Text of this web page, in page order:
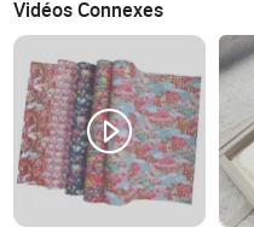
Vidéos Connexes